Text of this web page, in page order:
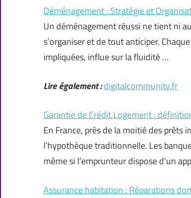
Déménagement : Stratégie et
Un déménagement réussi ne tient ni
s’organiser et de tout anticiper.
impliquées, influe sur la fluidité …
Lire également :digitalcommunity.fr
Garantie de Crédit Logement :
En France, près de la moitié des
l’hypothèque traditionnelle. Les
même si l’emprunteur dispose d’un
Assurance habitation : Réparations